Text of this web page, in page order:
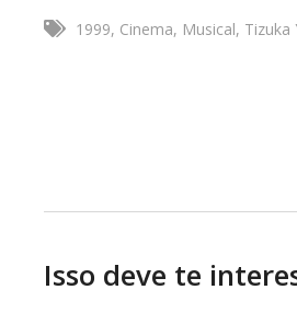
Xuxa Requebra Direção:
1999 Cinema Musical Tizuka
Isso deve te